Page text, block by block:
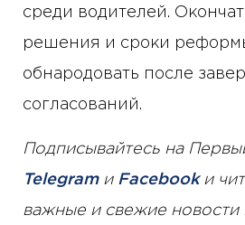
среди водителей.
решения и сроки
обнародовать после
согласований.
Подписывайтесь на
Telegramи Facebookи
важные и свежие новости